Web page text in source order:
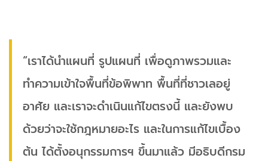
“เราได้นำแผนที่ รูปแผนที่ เพื่อดูภาพรวมและ
ทำความเข้าใจพื้นที่ข้อพิพาท พื้นที่ที่ชาวเลอยู่
อาศัย และเราจะดำเนินแก้ไขตรงนี้ และยังพบ
ด้วยว่าจะใช้กฎหมายอะไร และในการแก้ไขเบื้อง
ต้น ได้ตั้งอนุกรรมการฯ ขึ้นมาแล้ว มีอธิบดีกรม